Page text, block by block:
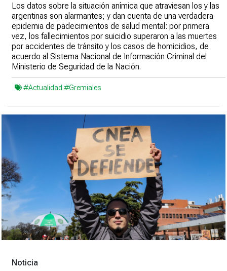
Los datos sobre la situación anímica que atraviesan los y las
argentinas son alarmantes; y dan cuenta de una verdadera
epidemia de padecimientos de salud mental: por primera
vez, los fallecimientos por suicidio superaron a las muertes
por accidentes de tránsito y los casos de homicidios, de
acuerdo al Sistema Nacional de Información Criminal del
Ministerio de Seguridad de la Nación.
#Actualidad #Gremiales
Noticia